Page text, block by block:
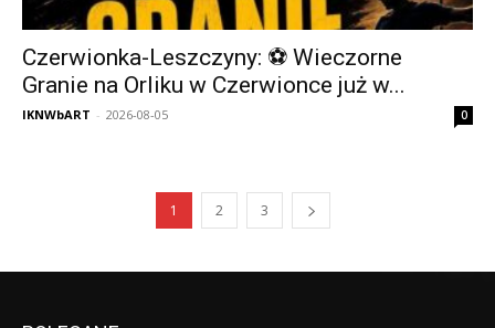
Czerwionka-Leszczyny: ⚽ Wieczorne
Granie na Orliku w Czerwionce już w...
IKNWbART - 2026-08-05 0
1 2 3